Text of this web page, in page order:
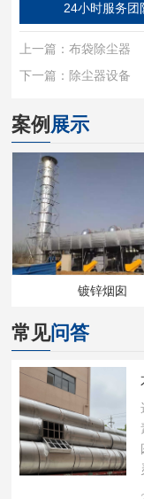
24小时服务团
上一篇： 布袋除尘器
下一篇： 除尘器设备
案例 展示
镀锌烟囱
常见问答